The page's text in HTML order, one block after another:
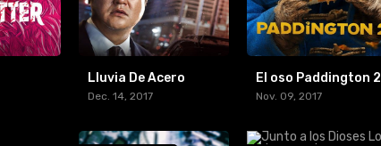
Lluvia De Acero
Dec. 14, 2017
El oso Paddington 2
Nov. 09, 2017